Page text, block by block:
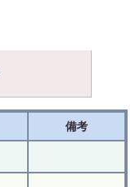
備考